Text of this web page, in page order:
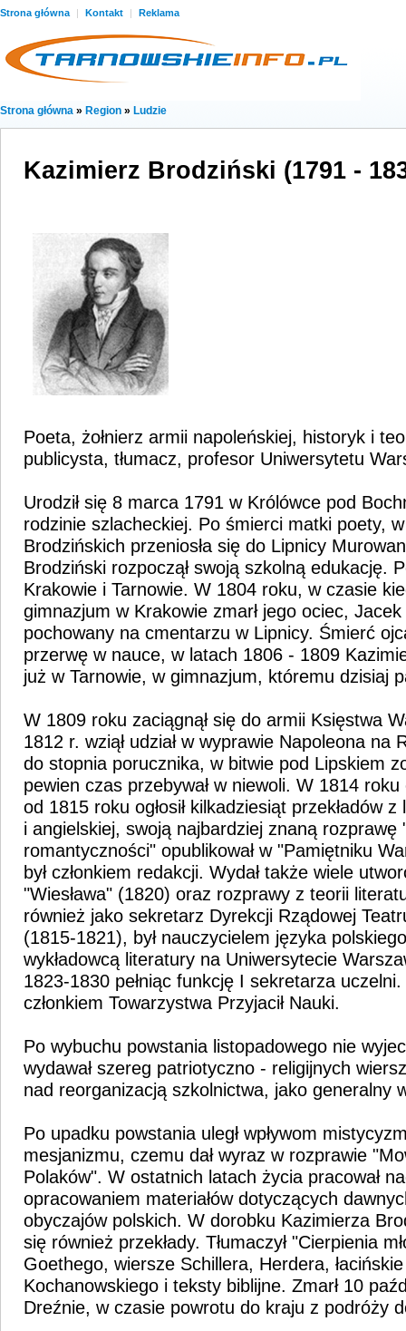
Strona główna | Kontakt | Reklama
Strona główna » Region » Ludzie
Kazimierz Brodziński (1791 -
Poeta, żołnierz armii napoleńskiej, historyk i
publicysta, tłumacz, profesor Uniwersytetu
Urodził się 8 marca 1791 w Królówce pod
rodzinie szlacheckiej. Po śmierci matki poety,
Brodzińskich przeniosła się do Lipnicy
Brodziński rozpoczął swoją szkolną edukację.
Krakowie i Tarnowie. W 1804 roku, w czasie
gimnazjum w Krakowie zmarł jego ociec,
pochowany na cmentarzu w Lipnicy. Śmierć
przerwę w nauce, w latach 1806 - 1809
już w Tarnowie, w gimnazjum, któremu dzisiaj
W 1809 roku zaciągnął się do armii Księstwa
1812 r. wziął udział w wyprawie Napoleona na
do stopnia porucznika, w bitwie pod Lipskiem
pewien czas przebywał w niewoli. W 1814 roku
od 1815 roku ogłosił kilkadziesiąt przekładów
i angielskiej, swoją najbardziej znaną rozprawę
romantyczności" opublikował w "Pamiętniku
był członkiem redakcji. Wydał także wiele
"Wiesława" (1820) oraz rozprawy z teorii
również jako sekretarz Dyrekcji Rządowej
(1815-1821), był nauczycielem języka
wykładowcą literatury na Uniwersytecie
1823-1830 pełniąc funkcję I sekretarza
członkiem Towarzystwa Przyjacił Nauki.
Po wybuchu powstania listopadowego nie
wydawał szereg patriotyczno - religijnych
nad reorganizacją szkolnictwa, jako generalny
Po upadku powstania uległ wpływom
mesjanizmu, czemu dał wyraz w rozprawie
Polaków". W ostatnich latach życia pracował
opracowaniem materiałów dotyczących
obyczajów polskich. W dorobku Kazimierza
się również przekłady. Tłumaczył "Cierpienia
Goethego, wiersze Schillera, Herdera,
Kochanowskiego i teksty biblijne. Zmarł 10
Dreźnie, w czasie powrotu do kraju z podróży